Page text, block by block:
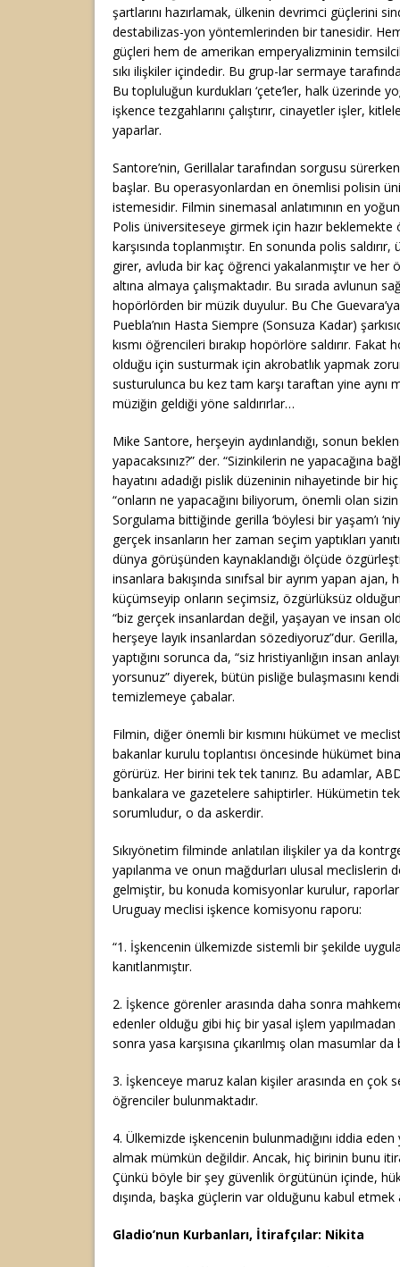
şartlarını hazırlamak, ülkenin devrimci güçlerini
destabilizas-yon yöntemlerinden bir tanesidir.
güçleri hem de amerikan emperyalizminin
sıkı ilişkiler içindedir. Bu grup-lar sermaye
Bu topluluğun kurdukları ‘çete’ler, halk üzerinde
işkence tezgahlarını çalıştırır, cinayetler işler,
yaparlar.
Santore’nin, Gerillalar tarafından sorgusu
başlar. Bu operasyonlardan en önemlisi polisin
istemesidir. Filmin sinemasal anlatımının en
Polis üniversiteseye girmek için hazır
karşısında toplanmıştır. En sonunda polis
girer, avluda bir kaç öğrenci yakalanmıştır ve
altına almaya çalışmaktadır. Bu sırada avlunun
hopörlörden bir müzik duyulur. Bu Che
Puebla’nın Hasta Siempre (Sonsuza Kadar)
kısmı öğrencileri bırakıp hopörlöre saldırır.
olduğu için susturmak için akrobatlık yapmak
susturulunca bu kez tam karşı taraftan yine aynı
müziğin geldiği yöne saldırırlar…
Mike Santore, herşeyin aydınlandığı, sonun
yapacaksınız?” der. “Sizinkilerin ne yapacağına
hayatını adadığı pislik düzeninin nihayetinde bir
“onların ne yapacağını biliyorum, önemli olan sizin
Sorgulama bittiğinde gerilla ‘böylesi bir yaşam’ı
gerçek insanların her zaman seçim yaptıkları
dünya görüşünden kaynaklandığı ölçüde
insanlara bakışında sınıfsal bir ayrım yapan ajan,
küçümseyip onların seçimsiz, özgürlüksüz
“biz gerçek insanlardan değil, yaşayan ve insan
herşeye layık insanlardan sözediyoruz”dur.
yaptığını sorunca da, “siz hristiyanlığın insan
yorsunuz” diyerek, bütün pisliğe bulaşmasını
temizlemeye çabalar.
Filmin, diğer önemli bir kısmını hükümet ve
bakanlar kurulu toplantısı öncesinde hükümet
görürüz. Her birini tek tek tanırız. Bu adamlar,
bankalara ve gazetelere sahiptirler. Hükümetin
sorumludur, o da askerdir.
Sıkıyönetim filminde anlatılan ilişkiler ya da
yapılanma ve onun mağdurları ulusal meclislerin
gelmiştir, bu konuda komisyonlar kurulur, raporlar
Uruguay meclisi işkence komisyonu raporu:
“1. İşkencenin ülkemizde sistemli bir şekilde
kanıtlanmıştır.
2. İşkence görenler arasında daha sonra
edenler olduğu gibi hiç bir yasal işlem yapılmadan
sonra yasa karşısına çıkarılmış olan masumlar
3. İşkenceye maruz kalan kişiler arasında en çok
öğrenciler bulunmaktadır.
4. Ülkemizde işkencenin bulunmadığını iddia
almak mümkün değildir. Ancak, hiç birinin bunu
Çünkü böyle bir şey güvenlik örgütünün içinde,
dışında, başka güçlerin var olduğunu kabul
Gladio’nun Kurbanları, İtirafçılar: Nikita